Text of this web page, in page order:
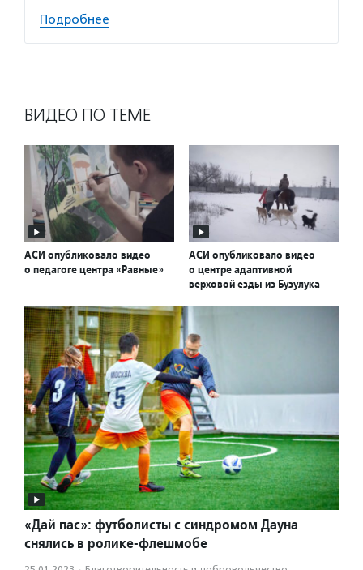
Подробнее
ВИДЕО ПО ТЕМЕ
АСИ опубликовало видео
о педагоге центра «Равные»
АСИ опубликовало видео
о центре адаптивной
верховой езды из Бузулука
«Дай пас»: футболисты с синдромом Дауна
снялись в ролике-флешмобе